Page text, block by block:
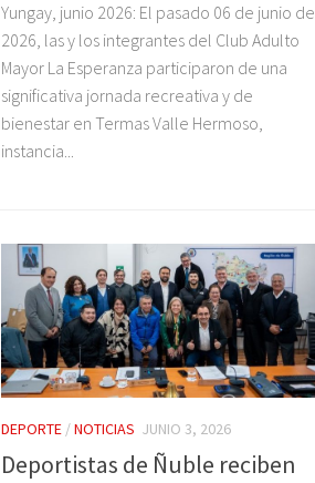
Yungay, junio 2026: El pasado 06 de junio de
2026, las y los integrantes del Club Adulto
Mayor La Esperanza participaron de una
significativa jornada recreativa y de
bienestar en Termas Valle Hermoso,
instancia...
DEPORTE /NOTICIAS JUNIO 3, 2026
Deportistas de Ñuble reciben